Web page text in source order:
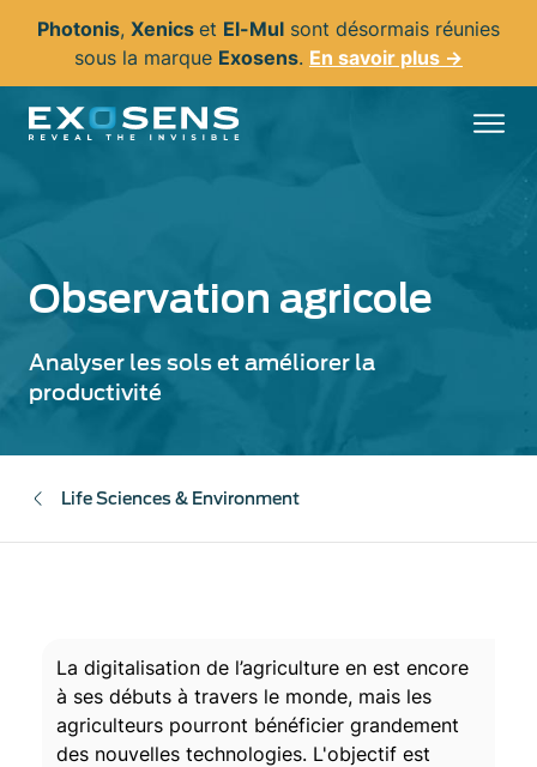
principal
Photonis, Xenics et El-Mul sont désormais réunies
sous la marque Exosens. En savoir plus →
Observation agricole
Analyser les sols et améliorer la
productivité
Life Sciences & Environment
La digitalisation de l’agriculture en est encore
à ses débuts à travers le monde, mais les
agriculteurs pourront bénéficier grandement
des nouvelles technologies. L'objectif est